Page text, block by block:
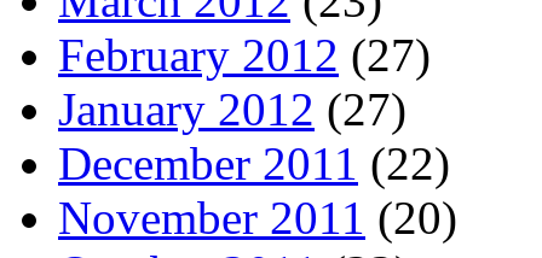
February 2012 (27)
January 2012 (27)
December 2011 (22)
November 2011 (20)